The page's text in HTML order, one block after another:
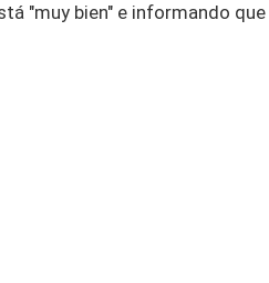
"muy bien" e informando que